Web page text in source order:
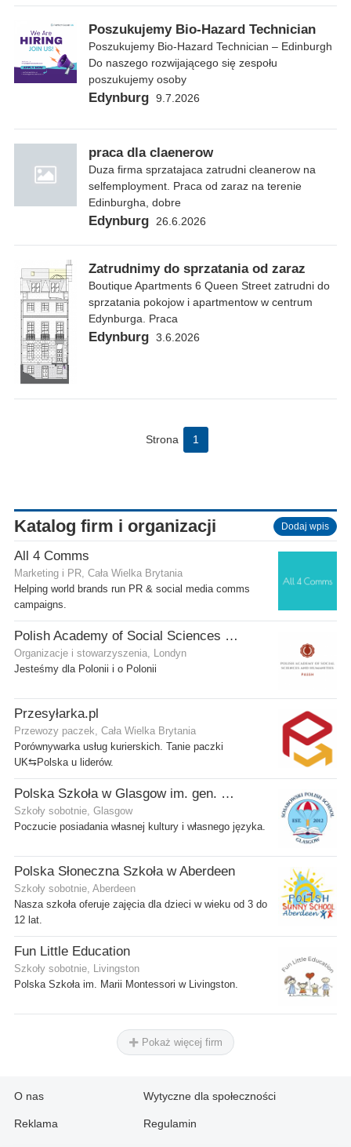
Poszukujemy Bio-Hazard Technician
Poszukujemy Bio-Hazard Technician – Edinburgh
Do naszego rozwijającego się zespołu
poszukujemy osoby
Edynburg 9.7.2026
praca dla claenerow
Duza firma sprzatajaca zatrudni cleanerow na
selfemployment. Praca od zaraz na terenie
Edinburgha, dobre
Edynburg 26.6.2026
Zatrudnimy do sprzatania od zaraz
Boutique Apartments 6 Queen Street zatrudni do
sprzatania pokojow i apartmentow w centrum
Edynburga. Praca
Edynburg 3.6.2026
Strona 1
Katalog firm i organizacji Dodaj wpis
All 4 Comms
Marketing i PR, Cała Wielka Brytania
Helping world brands run PR & social media comms
campaigns.
Polish Academy of Social Sciences and Humanities Ltd
Organizacje i stowarzyszenia, Londyn
Jesteśmy dla Polonii i o Polonii
Przesyłarka.pl
Przewozy paczek, Cała Wielka Brytania
Porównywarka usług kurierskich. Tanie paczki
UK⇆Polska u liderów.
Polska Szkoła w Glasgow im. gen. Stanisława Sosabowskiego
Szkoły sobotnie, Glasgow
Poczucie posiadania własnej kultury i własnego języka.
Polska Słoneczna Szkoła w Aberdeen
Szkoły sobotnie, Aberdeen
Nasza szkoła oferuje zajęcia dla dzieci w wieku od 3 do
12 lat.
Fun Little Education
Szkoły sobotnie, Livingston
Polska Szkoła im. Marii Montessori w Livingston.
Pokaż więcej firm
O nas
Reklama
Wytyczne dla społeczności
Regulamin